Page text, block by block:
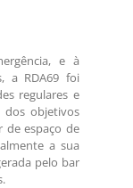
e à
a RDA69 foi
regulares e
dos objetivos
de espaço de
a sua
pelo bar